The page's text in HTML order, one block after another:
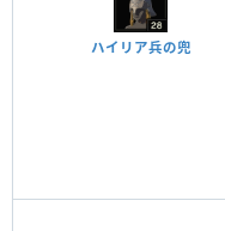
ハイリア兵の兜